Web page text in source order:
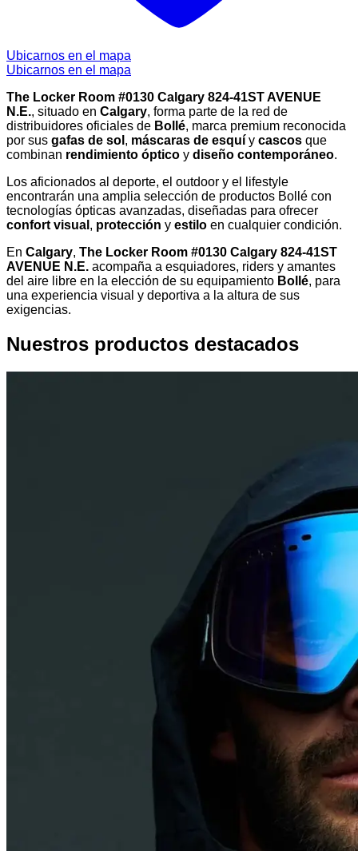
Ubicarnos en el mapa
Ubicarnos en el mapa
The Locker Room #0130 Calgary 824-41ST AVENUE
N.E., situado en Calgary, forma parte de la red de
distribuidores oficiales de Bollé, marca premium reconocida
por sus gafas de sol , máscaras de esquí y cascos que
combinan rendimiento óptico y diseño contemporáneo.
Los aficionados al deporte, el outdoor y el lifestyle
encontrarán una amplia selección de productos Bollé con
tecnologías ópticas avanzadas, diseñadas para ofrecer
confort visual , protección y estilo en cualquier condición.
En Calgary, The Locker Room #0130 Calgary 824-41ST
AVENUE N.E. acompaña a esquiadores, riders y amantes
del aire libre en la elección de su equipamiento Bollé, para
una experiencia visual y deportiva a la altura de sus
exigencias.
Nuestros productos destacados